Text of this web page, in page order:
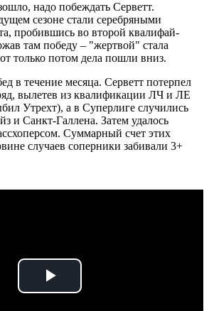
надо побеждать Серветт.
сезоне стали серебряными
пробившись во второй квалифай-
там победу – "жертвой" стала
только потом дела пошли вниз.
в течение месяца. Серветт потерпел
вылетев из квалификации ЛЧ и ЛЕ
Утрехт), а в Суперлиге случились
и Санкт-Галлена. Затем удалось
Суммарный счет этих
случаев соперники забивали 3+
Play